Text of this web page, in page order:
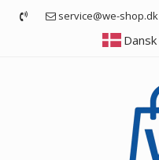
service@we-shop.dk
Dansk